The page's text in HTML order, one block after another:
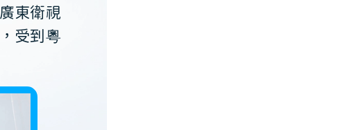
東衛視
受到粵